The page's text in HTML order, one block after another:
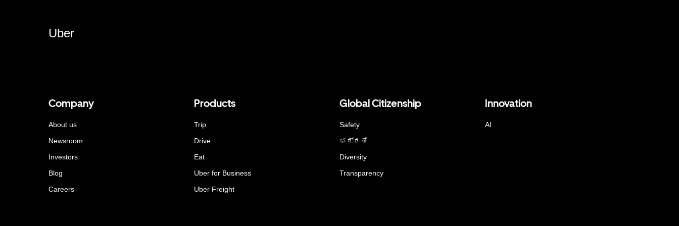
Uber
Company
About us
Newsroom
Investors
Blog
Careers
Products
Trip
Drive
Eat
Uber for Business
Uber Freight
Global Citizenship
Safety
ಭದ್ರತೆ
Diversity
Transparency
Innovation
AI